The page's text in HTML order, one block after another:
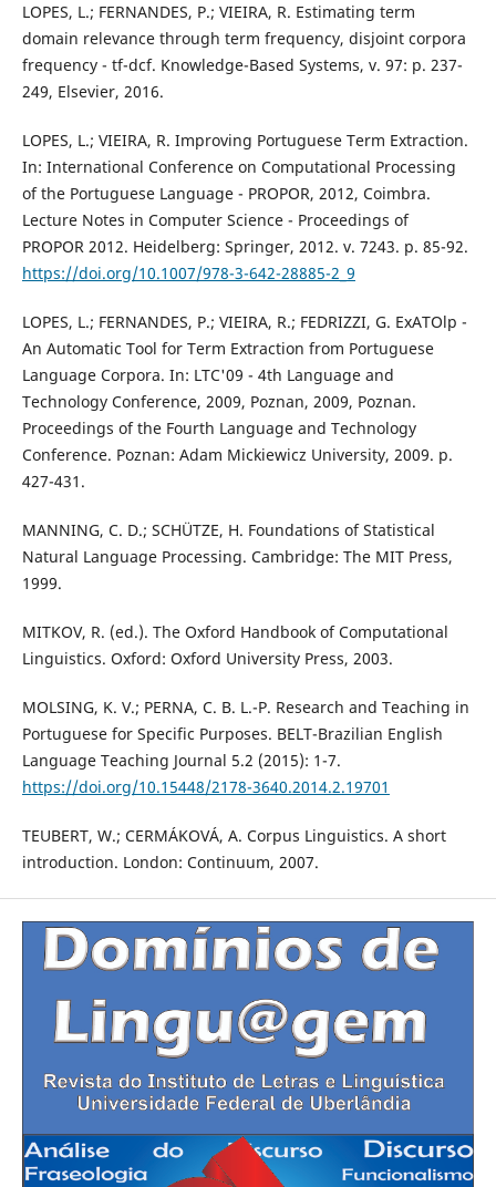
LOPES, L.; FERNANDES, P.; VIEIRA, R. Estimating term
domain relevance through term frequency, disjoint corpora
frequency - tf-dcf. Knowledge-Based Systems, v. 97: p. 237-
249, Elsevier, 2016.
LOPES, L.; VIEIRA, R. Improving Portuguese Term Extraction.
In: International Conference on Computational Processing
of the Portuguese Language - PROPOR, 2012, Coimbra.
Lecture Notes in Computer Science - Proceedings of
PROPOR 2012. Heidelberg: Springer, 2012. v. 7243. p. 85-92.
https://doi.org/10.1007/978-3-642-28885-2_9
LOPES, L.; FERNANDES, P.; VIEIRA, R.; FEDRIZZI, G. ExATOlp -
An Automatic Tool for Term Extraction from Portuguese
Language Corpora. In: LTC'09 - 4th Language and
Technology Conference, 2009, Poznan, 2009, Poznan.
Proceedings of the Fourth Language and Technology
Conference. Poznan: Adam Mickiewicz University, 2009. p.
427-431.
MANNING, C. D.; SCHÜTZE, H. Foundations of Statistical
Natural Language Processing. Cambridge: The MIT Press,
1999.
MITKOV, R. (ed.). The Oxford Handbook of Computational
Linguistics. Oxford: Oxford University Press, 2003.
MOLSING, K. V.; PERNA, C. B. L.-P. Research and Teaching in
Portuguese for Specific Purposes. BELT-Brazilian English
Language Teaching Journal 5.2 (2015): 1-7.
https://doi.org/10.15448/2178-3640.2014.2.19701
TEUBERT, W.; CERMÁKOVÁ, A. Corpus Linguistics. A short
introduction. London: Continuum, 2007.